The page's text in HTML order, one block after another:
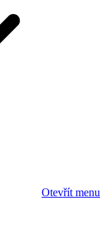
Otevřít menu